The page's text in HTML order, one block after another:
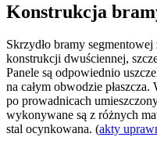
Konstrukcja
Skrzydło bramy
konstrukcji dwuściennej,
Panele są odpowiednio
na całym obwodzie
po prowadnicach
wykonywane są z różnych
stal ocynkowana. (akty